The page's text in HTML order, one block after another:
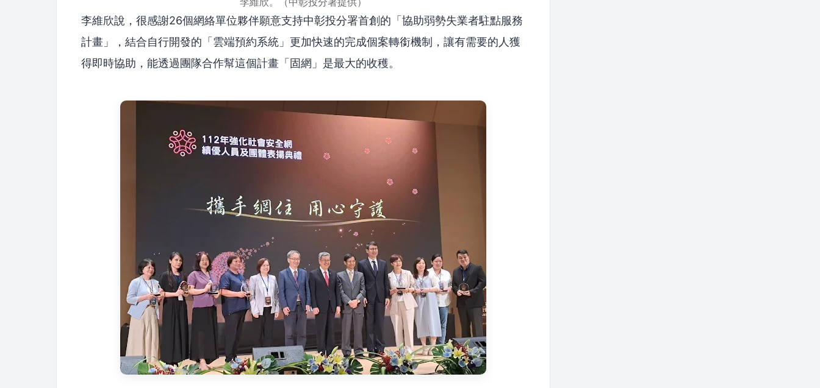
李維欣說，很感謝26個網絡單位夥伴願意支持中彰投分署首創的「協助弱勢失業者駐點服務
計畫」，結合自行開發的「雲端預約系統」更加快速的完成個案轉銜機制，讓有需要的人獲
得即時協助，能透過團隊合作幫這個計畫「固網」是最大的收穫。